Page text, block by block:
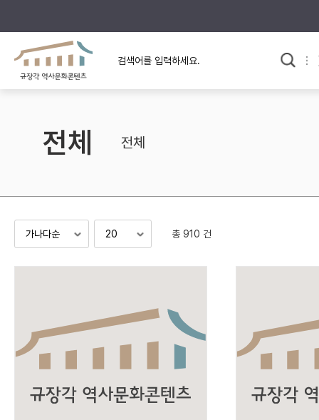
규장각의 어제와 오늘
규장각 소개영상
사료와 문학으로 본
조선 후기
검색 연산자 사용안내
사용 예
정조 AND 정약용
색
OR 정조 OR 정약용 “정조” 또는 “정
전체 전체
총 910 건